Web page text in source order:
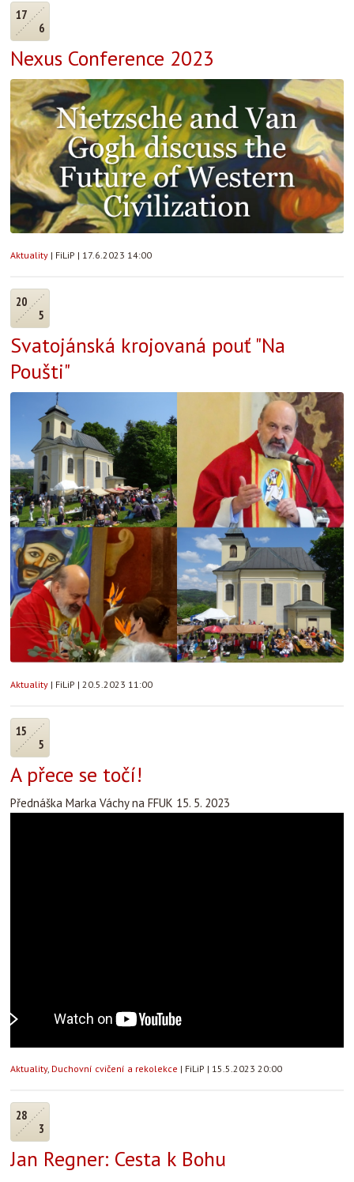
17
6
Nexus Conference 2023
Aktuality | FiLiP | 17.6.2023 14:00
20
5
Svatojánská krojovaná pouť "Na
Poušti"
Aktuality | FiLiP | 20.5.2023 11:00
15
5
A přece se točí!
Přednáška Marka Váchy na FFUK 15. 5. 2023
Aktuality, Duchovní cvičení a rekolekce | FiLiP | 15.5.2023 20:00
28
3
Jan Regner: Cesta k Bohu